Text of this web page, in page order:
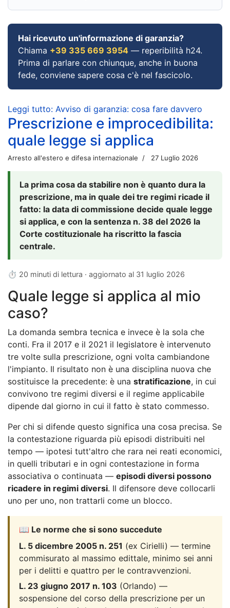
Hai ricevuto un'informazione di garanzia?
Chiama +39 335 669 3954 — reperibilità h24.
Prima di parlare con chiunque, anche in buona
fede, conviene sapere cosa c'è nel fascicolo.
Leggi tutto: Avviso di garanzia: cosa fare davvero
Prescrizione e improcedibilita:
quale legge si applica
Arresto all'estero e difesa internazionale 27 Luglio 2026
La prima cosa da stabilire non è quanto dura la
prescrizione, ma in quale dei tre regimi ricade il
fatto: la data di commissione decide quale legge
si applica, e con la sentenza n. 38 del 2026 la
Corte costituzionale ha riscritto la fascia
centrale.
⏱ 20 minuti di lettura · aggiornato al 31 luglio 2026
Quale legge si applica al mio
caso?
La domanda sembra tecnica e invece è la sola che
conti. Fra il 2017 e il 2021 il legislatore è intervenuto
tre volte sulla prescrizione, ogni volta cambiandone
l'impianto. Il risultato non è una disciplina nuova che
sostituisce la precedente: è una stratificazione, in cui
convivono tre regimi diversi e il regime applicabile
dipende dal giorno in cui il fatto è stato commesso.
Per chi si difende questo significa una cosa precisa. Se
la contestazione riguarda più episodi distribuiti nel
tempo — ipotesi tutt'altro che rara nei reati economici,
in quelli tributari e in ogni contestazione in forma
associativa o continuata — episodi diversi possono
ricadere in regimi diversi. Il difensore deve collocarli
uno per uno, non trattarli come un blocco.
📖 Le norme che si sono succedute
L. 5 dicembre 2005 n. 251 (ex Cirielli) — termine
commisurato al massimo edittale, minimo sei anni
per i delitti e quattro per le contravvenzioni.
L. 23 giugno 2017 n. 103 (Orlando) —
sospensione del corso della prescrizione per un